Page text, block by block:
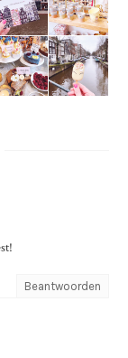
Beantwoorden